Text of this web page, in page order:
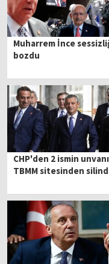
Muharrem İnce
bozdu
CHP'den 2 ismin unvanı
TBMM sitesinden